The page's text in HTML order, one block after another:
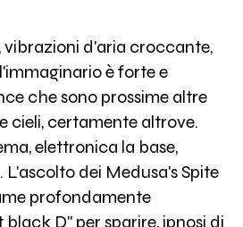
vibrazioni d'aria croccante,
è forte e
che sono prossime altre
cieli, certamente altrove.
elettronica la base,
dei Medusa's Spite
profondamente
D" per sparire, ipnosi di